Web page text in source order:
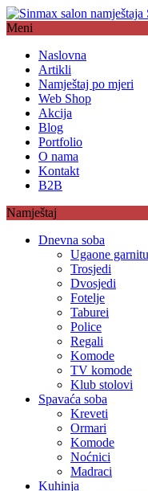
Meni
Naslovna
Artikli
Namještaj po mjeri
Web Shop
Akcija
Blog
Portfolio
O nama
Kontakt
B2B
Namještaj
Dnevna soba
Ugaone
Trosjedi
Dvosjedi
Fotelje
Taburei
Police
Regali
Komode
TV komode
Klub stolovi
Spavaća soba
Kreveti
Ormari
Komode
Noćnici
Madraci
Kuhinja